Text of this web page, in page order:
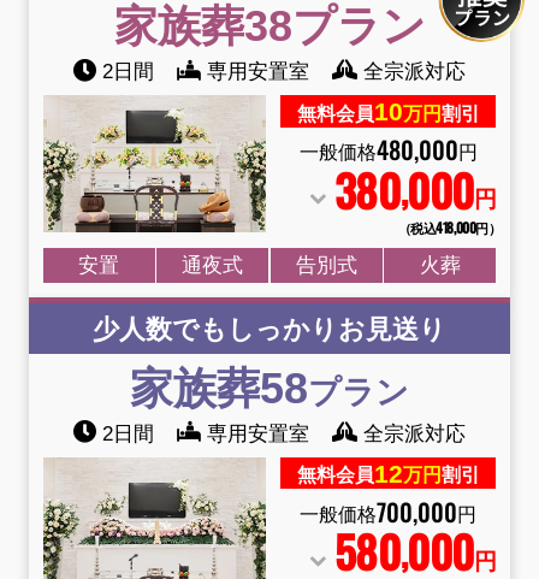
家族葬38プラン
2日間 専用安置室 全宗派対応
無料会員10万円割引
一般価格480,000円
380,000円
（税込418,000円）
安置 通夜式 告別式 火葬
少人数でもしっかりお見送り
家族葬58プラン
2日間 専用安置室 全宗派対応
無料会員12万円割引
一般価格700,000円
580,000円